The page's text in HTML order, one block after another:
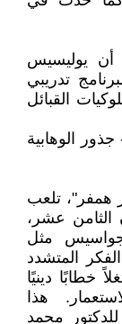
أن يوليسيس
لبرنامج تدريبي
القبائل
الوهابية
همفر"، تلعب
الثامن عشر،
جواسيس مثل
المتشدد
خطابًا دينيًا
هذا
محمد